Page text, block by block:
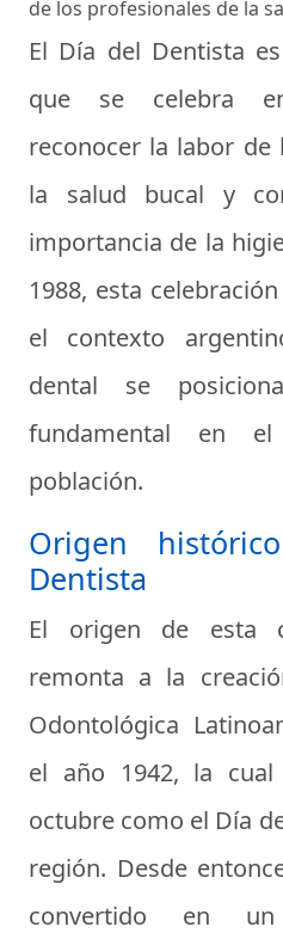
de los profesionales de la
El Día del Dentista
que se celebra
reconocer la labor de
la salud bucal y
importancia de la
1988, esta
el contexto
dental se
fundamental en
población.
Origen
Dentista
El origen de esta
remonta a la
Odontológica
el año 1942, la
octubre como el Día
región. Desde
convertido en